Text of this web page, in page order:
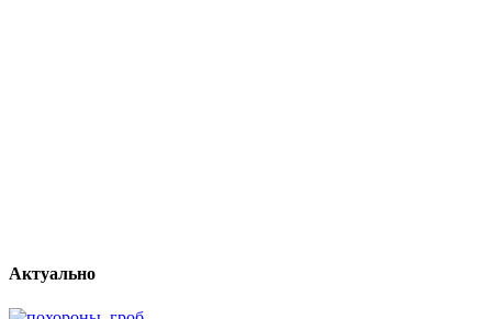
Актуально